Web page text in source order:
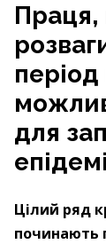
Праця,
період
для
Цілий ряд
починають